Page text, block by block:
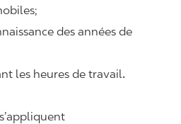
des années de
les heures de travail.